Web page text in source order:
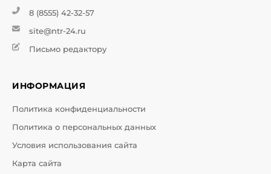
8 (8555) 42-32-57
site@ntr-24.ru
Письмо редактору
ИНФОРМАЦИЯ
Политика конфиденциальности
Политика о персональных данных
Условия использования сайта
Карта сайта